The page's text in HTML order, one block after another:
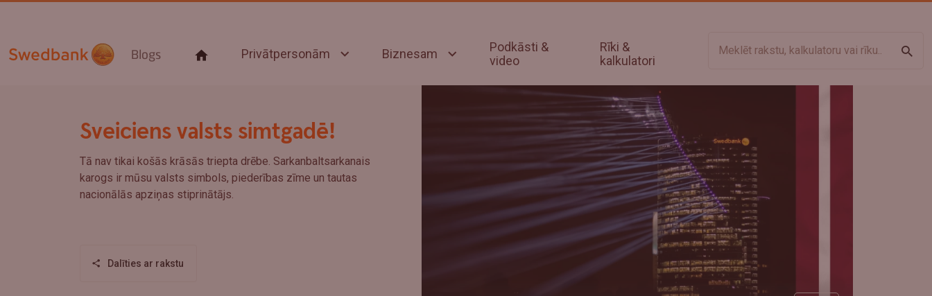
Blogs Privātpersonām Biznesam
Podkāsti &
video
Rīki &
kalkulatori
Sveiciens valsts simtgadē!
Tā nav tikai košās krāsās triepta drēbe. Sarkanbaltsarkanais
karogs ir mūsu valsts simbols, piederības zīme un tautas
nacionālās apziņas stiprinātājs.
Dalīties ar rakstu